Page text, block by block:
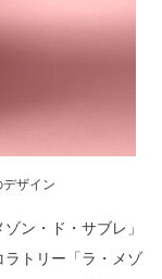
ザイン
ン・ド・サブレ」
トリー「ラ・メゾ